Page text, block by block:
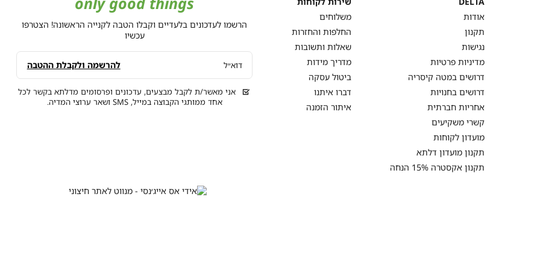
DELTA
אודות
תקנון
נגישות
מדיניות פרטיות
דרושים במטה קיסריה
דרושים בחנויות
אחריות חברתית
קשרי משקיעים
מועדון לקוחות
תקנון מועדון דלתא
תקנון אקסטרה 15% הנחה
שירות
לקוחות
משלוחים
החלפות והחזרות
שאלות ותשובות
מדריך מידות
ביטול עסקה
דברו איתנו
איתור הזמנה
הרשמו לעדכונים בלעדיים וקבלו הטבה לקנייה הראשונה! הצטרפו
עכשיו
דוא״ל
אני מאשר/ת לקבל מבצעים, עדכונים ופרסומים מדלתא בקשר לכל
אחד ממותגי הקבוצה במייל, SMS ושאר ערוצי המדיה.
להרשמה ולקבלת ההטבה